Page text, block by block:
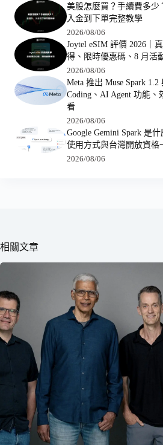
美股怎麼買？手續費多少
入金到下單完整教學
2026/08/06
Joytel eSIM 評價 2026｜
得、限時優惠碼、8 月活
2026/08/06
Meta 推出 Muse Spark 1.2
Coding、AI Agent 功能、
看
2026/08/06
Google Gemini Spark 是
使用方式與台灣開放資格
2026/08/06
相關文章